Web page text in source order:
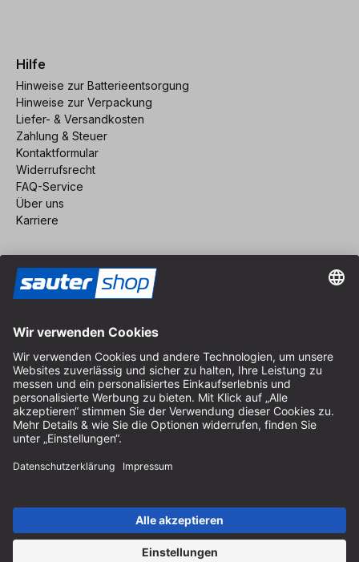
Hilfe
Hinweise zur Batterieentsorgung
Hinweise zur Verpackung
Liefer- & Versandkosten
Zahlung & Steuer
Kontaktformular
Widerrufsrecht
FAQ-Service
Über uns
Karriere
Impressum
AGB
Datenschutz
Cookie-Einstellungen
© 2026 sauter GmbH
* kostenloser Versand ab 150 Euro Bestellwert innerhalb
Deutschlands für die Standard-Paketgrößen - ausgenommen
Sperrgut und Fracht
In Abh. des Lieferlandes kann die MwSt. an der Kasse variieren.